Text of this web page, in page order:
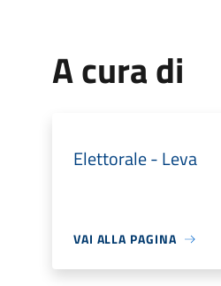
A cura di
Elettorale - Leva
VAI ALLA PAGINA